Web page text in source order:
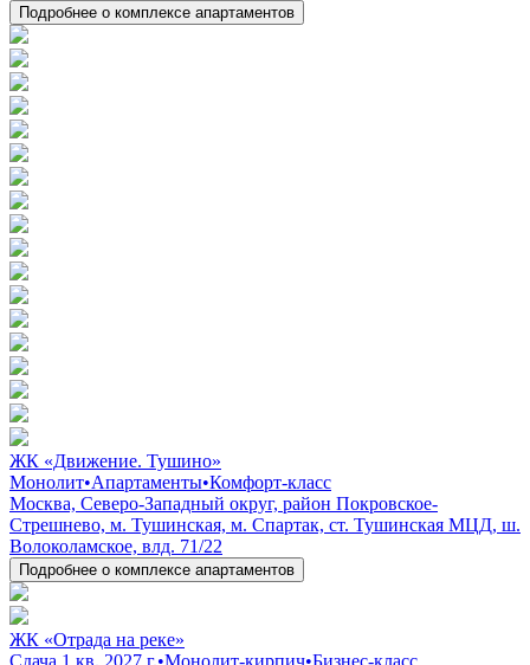
Подробнее о комплексе апартаментов
ЖК «Движение. Тушино»
Монолит•Апартаменты•Комфорт-класс
Москва, Северо-Западный округ, район Покровское-
Стрешнево, м. Тушинская, м. Спартак, ст. Тушинская МЦД, ш.
Волоколамское, влд. 71/22
Подробнее о комплексе апартаментов
ЖК «Отрада на реке»
Сдача 1 кв. 2027 г.•Монолит-кирпич•Бизнес-класс